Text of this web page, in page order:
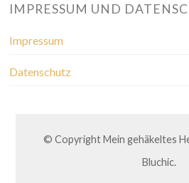
IMPRESSUM UND
Impressum
Datenschutz
© CopyrightMein gehäkeltes
Bluchic.